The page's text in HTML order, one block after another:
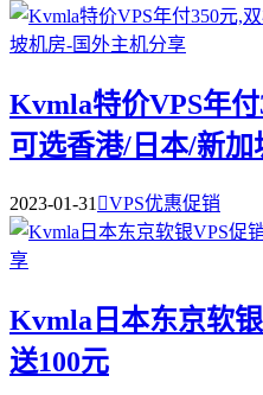
Kvmla特价VPS年
可选香港/日本/新加
2023-01-31 VPS优惠促销
Kvmla日本东京软
送100元